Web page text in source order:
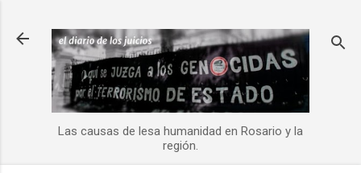
Las causas de lesa humanidad en Rosario y la
región.